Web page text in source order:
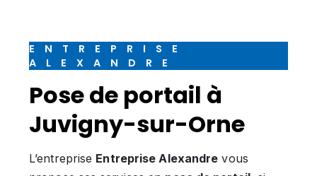
ENTREPRISE
ALEXANDRE
pose de portail à
Juvigny-sur-Orne
L’entreprise Entreprise Alexandre vous